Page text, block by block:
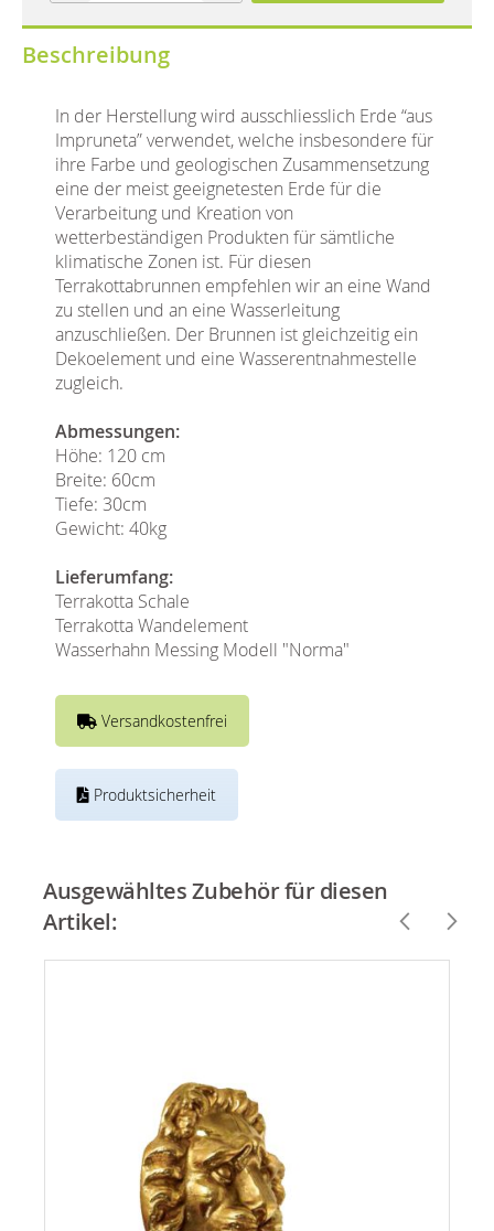
Beschreibung
In der Herstellung wird ausschliesslich Erde “aus
Impruneta” verwendet, welche insbesondere für
ihre Farbe und geologischen Zusammensetzung
eine der meist geeignetesten Erde für die
Verarbeitung und Kreation von
wetterbeständigen Produkten für sämtliche
klimatische Zonen ist. Für diesen
Terrakottabrunnen empfehlen wir an eine Wand
zu stellen und an eine Wasserleitung
anzuschließen. Der Brunnen ist gleichzeitig ein
Dekoelement und eine Wasserentnahmestelle
zugleich.
Abmessungen:
Höhe: 120 cm
Breite: 60cm
Tiefe: 30cm
Gewicht: 40kg
Lieferumfang:
Terrakotta Schale
Terrakotta Wandelement
Wasserhahn Messing Modell "Norma"
Versandkostenfrei
Produktsicherheit
Ausgewähltes Zubehör für diesen
Artikel: